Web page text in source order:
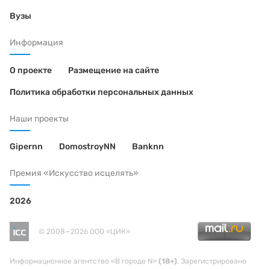
Вузы
Информация
О проекте Размещение на сайте
Политика обработки персональных данных
Наши проекты
Gipernn DomostroyNN Banknn
Премия «Искусство исцелять»
2026
© 2008—2026 ООО «ЦИК»
Информационное агентство «В городе N» (18+). Зарегистрировано